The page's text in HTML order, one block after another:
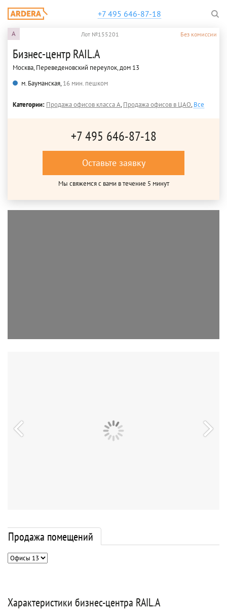
+7 495 646-87-18
A Лот №155201 Без комиссии
Бизнес-центр RAIL.A
Москва, Переведеновский переулок, дом 13
м. Бауманская,16 мин. пешком
Категории: Продажа офисов класса A,Продажа офисов в ЦАО,Все
+7 495 646-87-18
Оставьте заявку
Мы свяжемся с вами в течение 5 минут
Продажа помещений
Характеристики бизнес-центра RAIL.A